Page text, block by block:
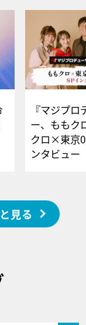
『マジプロ
ー、ももク
クロ×東京
ンタビュー
見る